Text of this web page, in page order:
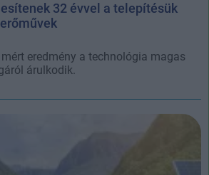
32 évvel a telepítésük
eredmény a technológia magas
árulkodik.